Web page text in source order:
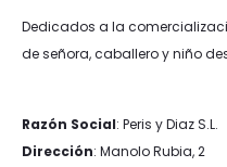
Dedicados a la
de señora, caballero y niño
Razón Social: Peris y Diaz S.L.
Dirección: Manolo Rubia, 2